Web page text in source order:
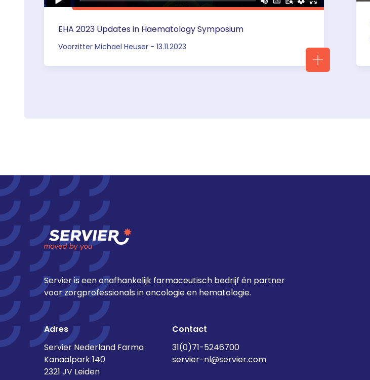
EHA 2023 Updates in Haematology Symposium
Voorzitter Michael Heuser - 13.11.2023
Servier is een onafhankelijk farmaceutisch bedrijf én partner
voor zorgprofessionals in oncologie en hematologie.
Adres
Servier Nederland Farma
Kanaalpark 140
2321 JV Leiden
Contact
31(0)71-5246700
servier-nl@servier.com